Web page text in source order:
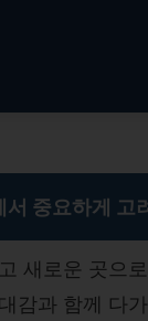
서 중요하게 고
새로운 곳으
감과 함께 다